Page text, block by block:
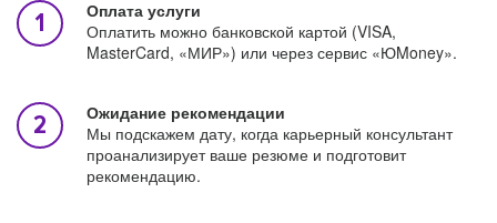
Оплата услуги
Оплатить можно банковской картой (VISA,
MasterCard, «МИР») или через сервис «ЮMoney».
Ожидание рекомендации
Мы подскажем дату, когда карьерный консультант
проанализирует ваше резюме и подготовит
рекомендацию.